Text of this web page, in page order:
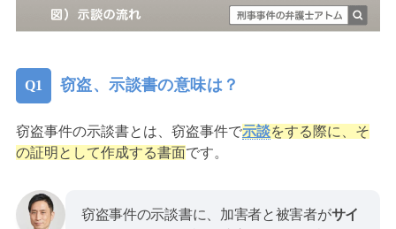
窃盗、示談書の意味は？
窃盗事件の示談書とは、窃盗事件で示談をする際に、そ
の証明として作成する書面です。
窃盗事件の示談書に、加害者と被害者がサイ